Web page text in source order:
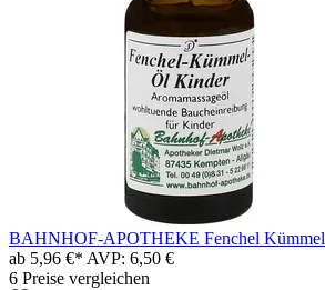
BAHNHOF-APOTHEKE Fenchel
ab 5,96 €* AVP: 6,50 €
6 Preise vergleichen